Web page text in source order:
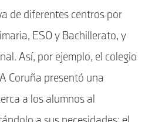
de diferentes centros por
ESO y Bachillerato, y
Así, por ejemplo, el colegio
Coruña presentó una
a los alumnos al